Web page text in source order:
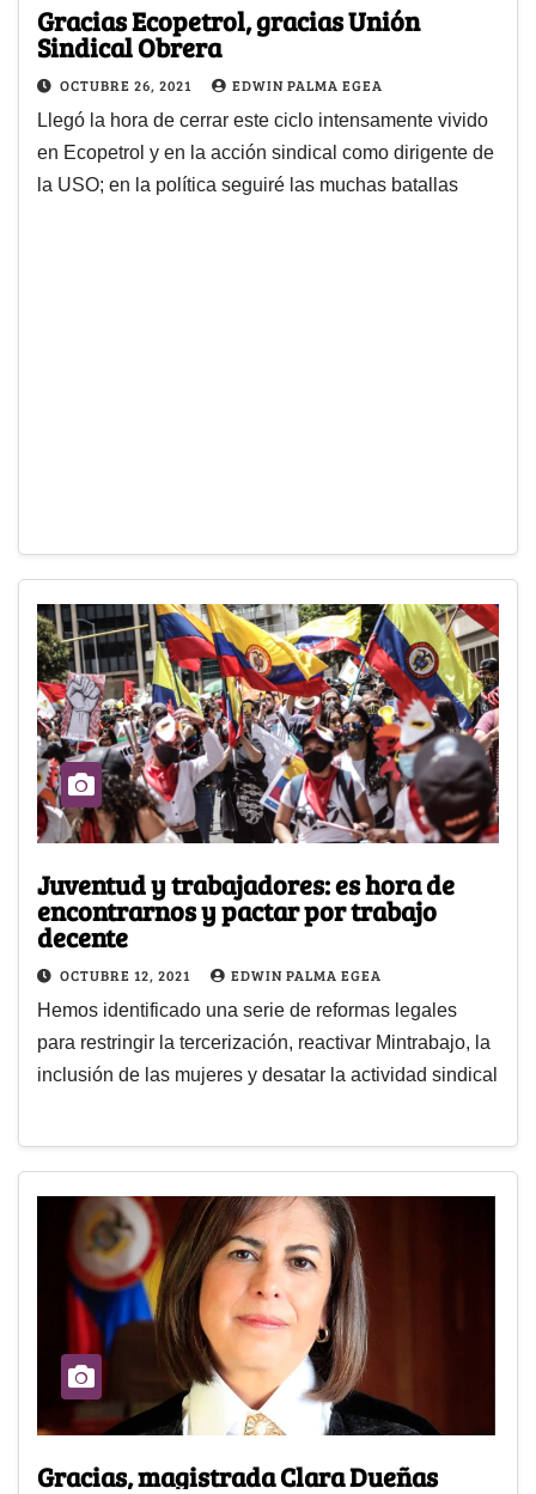
Gracias Ecopetrol, gracias Unión
Sindical Obrera
OCTUBRE 26, 2021 EDWIN PALMA EGEA
Llegó la hora de cerrar este ciclo intensamente vivido
en Ecopetrol y en la acción sindical como dirigente de
la USO; en la política seguiré las muchas batallas
Juventud y trabajadores: es hora de
encontrarnos y pactar por trabajo
decente
OCTUBRE 12, 2021 EDWIN PALMA EGEA
Hemos identificado una serie de reformas legales
para restringir la tercerización, reactivar Mintrabajo, la
inclusión de las mujeres y desatar la actividad sindical
Gracias, magistrada Clara Dueñas